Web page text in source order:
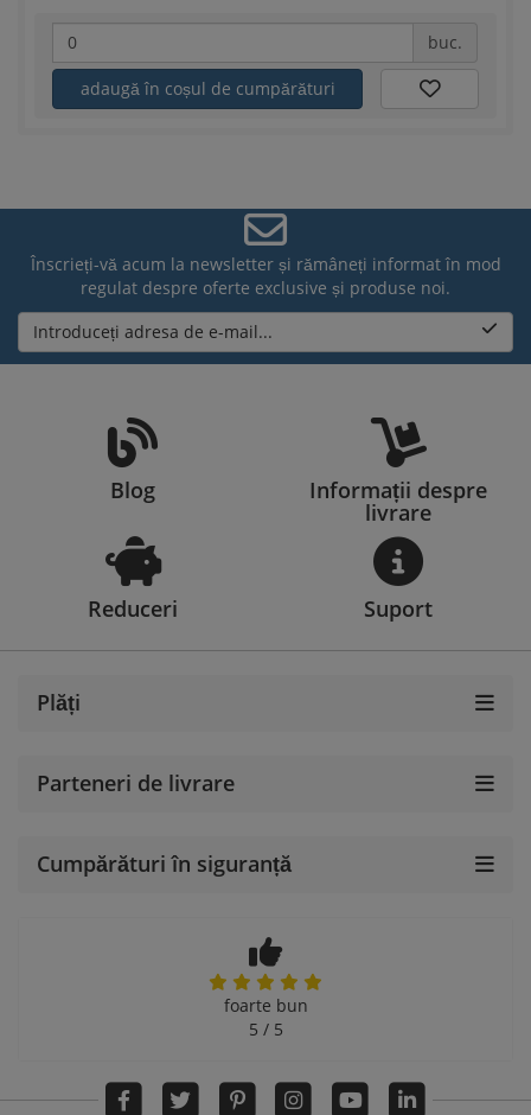
buc.
adaugă în coșul de cumpărături
Înscrieți-vă acum la newsletter și rămâneți informat în mod
regulat despre oferte exclusive și produse noi.
Introduceți adresa de e-mail...
Blog Informații despre
livrare
Reduceri Suport
Plăți
Parteneri de livrare
Cumpărături în siguranță
foarte bun
5 / 5